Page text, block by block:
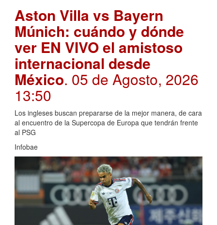
Aston Villa vs Bayern
Múnich: cuándo y dónde
ver EN VIVO el amistoso
internacional desde
México. 05 de Agosto, 2026
13:50
Los ingleses buscan prepararse de la mejor manera, de cara
al encuentro de la Supercopa de Europa que tendrán frente
al PSG
Infobae